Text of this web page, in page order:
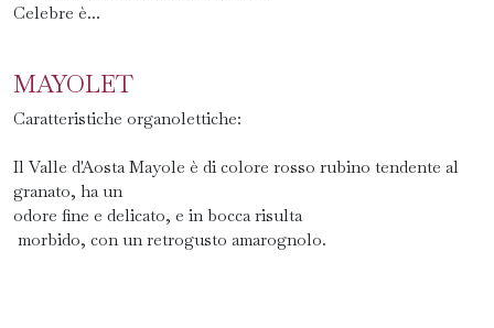
Celebre è...
MAYOLET
Caratteristiche organolettiche:
Il Valle d'Aosta Mayole è di colore rosso rubino tendente al
granato, ha un
odore fine e delicato, e in bocca risulta
morbido, con un retrogusto amarognolo.